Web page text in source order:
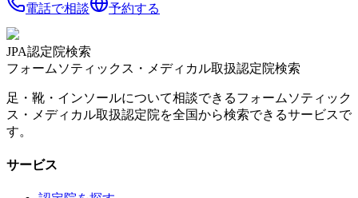
電話で相談
予約する
JPA認定院検索
フォームソティックス・メディカル取扱認定院検索
足・靴・インソールについて相談できるフォームソティック
ス・メディカル取扱認定院を全国から検索できるサービスで
す。
サービス